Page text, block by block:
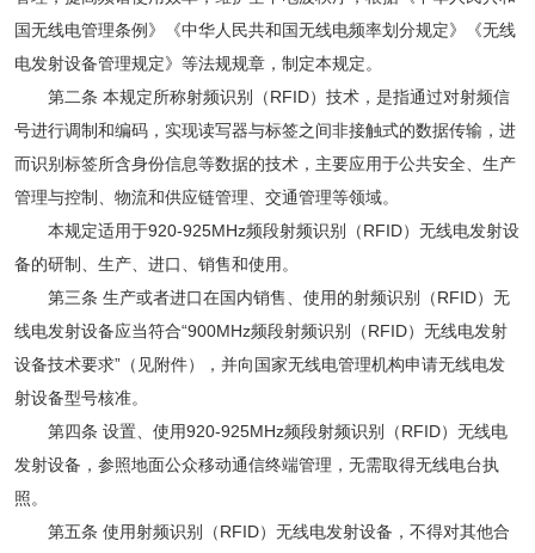
国无线电管理条例》《中华人民共和国无线电频率划分规定》《无线
电发射设备管理规定》等法规规章，制定本规定。
第二条 本规定所称射频识别（RFID）技术，是指通过对射频信
号进行调制和编码，实现读写器与标签之间非接触式的数据传输，进
而识别标签所含身份信息等数据的技术，主要应用于公共安全、生产
管理与控制、物流和供应链管理、交通管理等领域。
本规定适用于920-925MHz频段射频识别（RFID）无线电发射设
备的研制、生产、进口、销售和使用。
第三条 生产或者进口在国内销售、使用的射频识别（RFID）无
线电发射设备应当符合“900MHz频段射频识别（RFID）无线电发射
设备技术要求”（见附件），并向国家无线电管理机构申请无线电发
射设备型号核准。
第四条 设置、使用920-925MHz频段射频识别（RFID）无线电
发射设备，参照地面公众移动通信终端管理，无需取得无线电台执
照。
第五条 使用射频识别（RFID）无线电发射设备，不得对其他合